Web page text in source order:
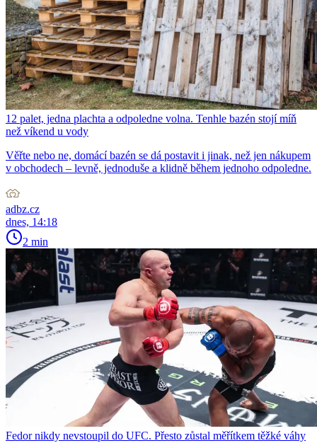
12 palet, jedna plachta a odpoledne volna. Tenhle bazén stojí míň
než víkend u vody
Věřte nebo ne, domácí bazén se dá postavit i jinak, než jen nákupem
v obchodech – levně, jednoduše a klidně během jednoho odpoledne.
adbz.cz
dnes, 14:18
2 min
Fedor nikdy nevstoupil do UFC. Přesto zůstal měřítkem těžké váhy